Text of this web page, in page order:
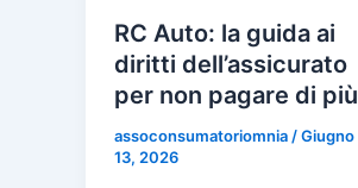
RC Auto: la guida ai
diritti dell’assicurato
per non pagare di più
assoconsumatoriomnia /Giugno
13, 2026